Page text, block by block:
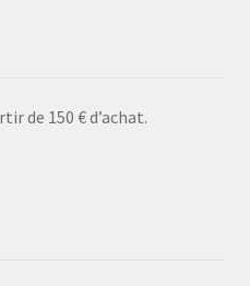
de 150 € d’achat.